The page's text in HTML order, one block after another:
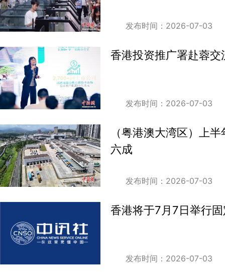
发布时间：2026-07-03
香港投资推广署赴蓉
发布时间：2026-07-03
（粤港澳大湾区）上
六成
发布时间：2026-07-03
香港将于7月7日举行
发布时间：2026-07-03